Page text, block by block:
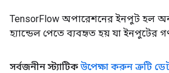
TensorFlow অপারেশনের ইনপুট হল
হ্যান্ডেল পেতে ব্যবহৃত হয় যা ইনপুটের
সর্বজনীন স্ট্যাটিকউপেক্ষা করুন ত্রুটি